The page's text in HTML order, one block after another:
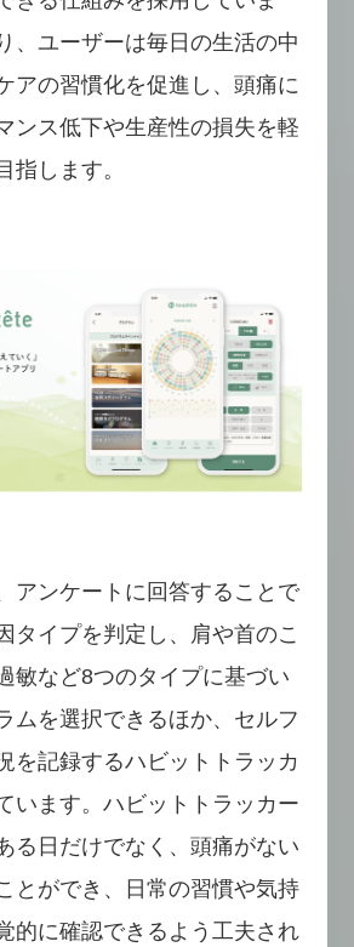
、ユーザーは毎日の生活の中
アの習慣化を促進し、頭痛に
ンス低下や生産性の損失を軽
指します。
アンケートに回答することで
タイプを判定し、肩や首のこ
敏など8つのタイプに基づい
ムを選択できるほか、セルフ
を記録するハビットトラッカ
います。ハビットトラッカー
る日だけでなく、頭痛がない
とができ、日常の習慣や気持
的に確認できるよう工夫され